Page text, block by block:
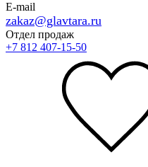
E-mail
zakaz@glavtara.ru
Отдел продаж
+7 812 407-15-50